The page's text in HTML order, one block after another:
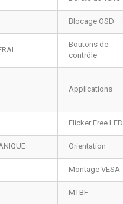
Blocage OSD
Boutons de
contrôle
Applications
Flicker Free LED
Orientation
Montage VESA
MTBF